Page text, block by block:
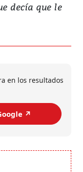
decía que le
en los resultados
↗️